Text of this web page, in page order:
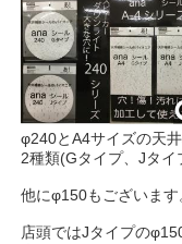
φ240とA4サイズの天
2種類(Gタイプ、Jタイ
他にφ150もございます
店頭ではJタイプの